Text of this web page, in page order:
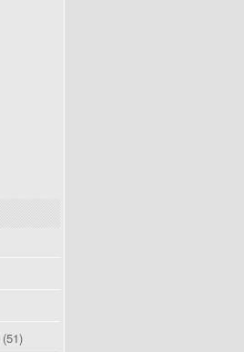
(51)